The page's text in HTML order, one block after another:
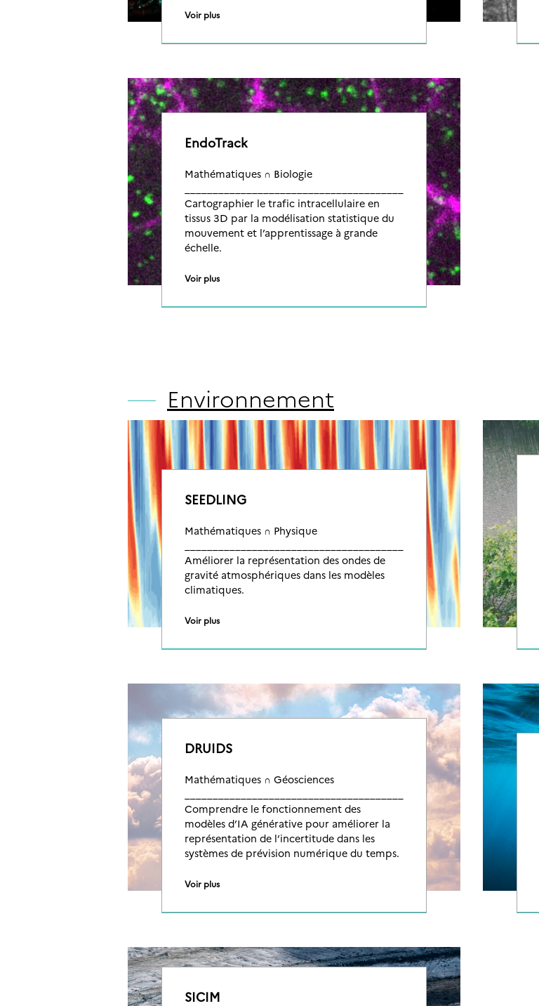
Voir plus
EndoTrack
Mathématiques ∩ Biologie
Cartographier le trafic intracellulaire en
tissus 3D par la modélisation statistique du
mouvement et l’apprentissage à grande
échelle.
Voir plus
Environnement
SEEDLING
Mathématiques ∩ Physique
Améliorer la représentation des ondes de
gravité atmosphériques dans les modèles
climatiques.
Voir plus
DRUIDS
Mathématiques ∩ Géosciences
Comprendre le fonctionnement des
modèles d’IA générative pour améliorer la
représentation de l’incertitude dans les
systèmes de prévision numérique du temps.
Voir plus
SICIM